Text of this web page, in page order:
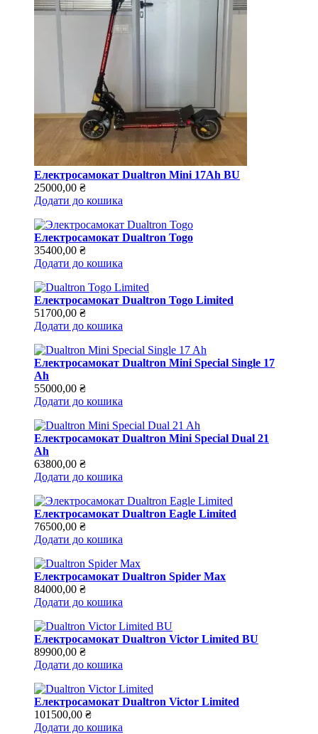
Електросамокат Dualtron Mini 17Ah BU
25000,00 ₴
Додати до кошика
Електросамокат Dualtron Togo
35400,00 ₴
Додати до кошика
Електросамокат Dualtron Togo Limited
51700,00 ₴
Додати до кошика
Електросамокат Dualtron Mini Special Single 17
Ah
55000,00 ₴
Додати до кошика
Електросамокат Dualtron Mini Special Dual 21
Ah
63800,00 ₴
Додати до кошика
Електросамокат Dualtron Eagle Limited
76500,00 ₴
Додати до кошика
Електросамокат Dualtron Spider Max
84000,00 ₴
Додати до кошика
Електросамокат Dualtron Victor Limited BU
89900,00 ₴
Додати до кошика
Електросамокат Dualtron Victor Limited
101500,00 ₴
Додати до кошика